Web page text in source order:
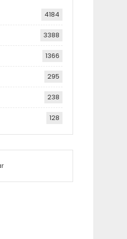
4184
3388
1366
295
238
128